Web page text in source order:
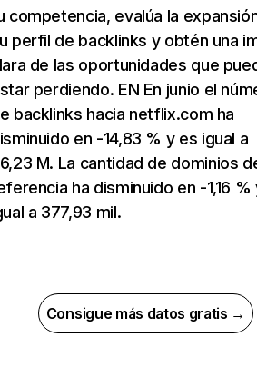
competencia, evalúa la
perfil de backlinks y obtén una
de las oportunidades que
perdiendo. EN En junio el
backlinks hacia netflix.com ha
en -14,83 % y es igual a
M. La cantidad de dominios
ha disminuido en -1,16 %
a 377,93 mil.
Consigue más datos gratis →